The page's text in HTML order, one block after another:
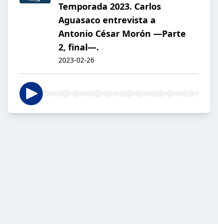
Temporada 2023. Carlos
Aguasaco entrevista a
Antonio César Morón —Parte
2, final—.
2023-02-26